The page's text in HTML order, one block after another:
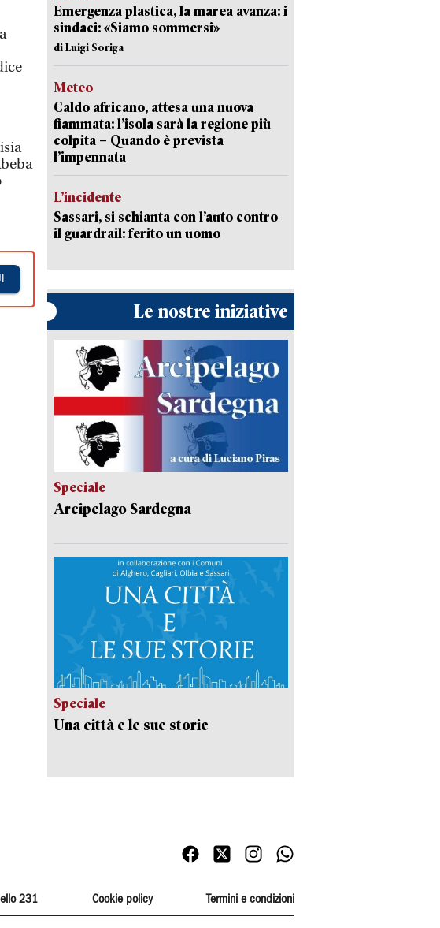
Emergenza plastica, la marea avanza: i
sindaci: «Siamo sommersi»
di Luigi Soriga
Meteo
Caldo africano, attesa una nuova
fiammata: l’isola sarà la regione più
colpita – Quando è prevista
l’impennata
L’incidente
Sassari, si schianta con l’auto contro
il guardrail: ferito un uomo
Le nostre iniziative
Speciale
Arcipelago Sardegna
Speciale
Una città e le sue storie
231 Cookie policy Termini e condizioni